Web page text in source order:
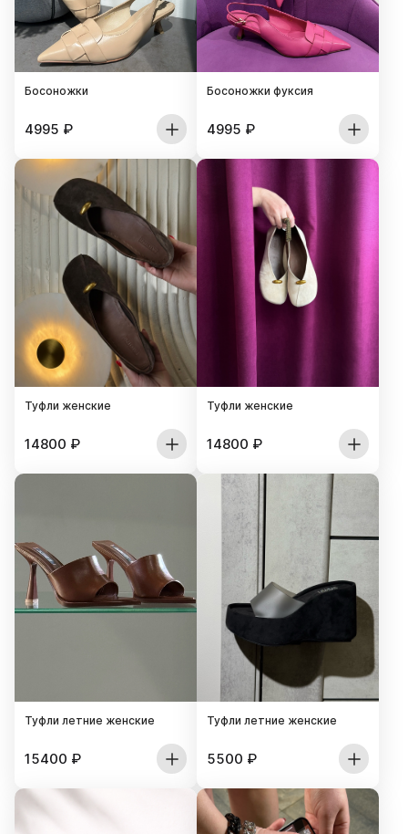
Босоножки
4995 ₽
Босоножки фуксия
4995 ₽
Туфли женские
14800 ₽
Туфли женские
14800 ₽
Туфли летние женские
15400 ₽
Туфли летние женские
5500 ₽